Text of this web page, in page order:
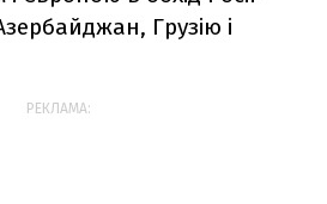
Грузію і
РЕКЛАМА: